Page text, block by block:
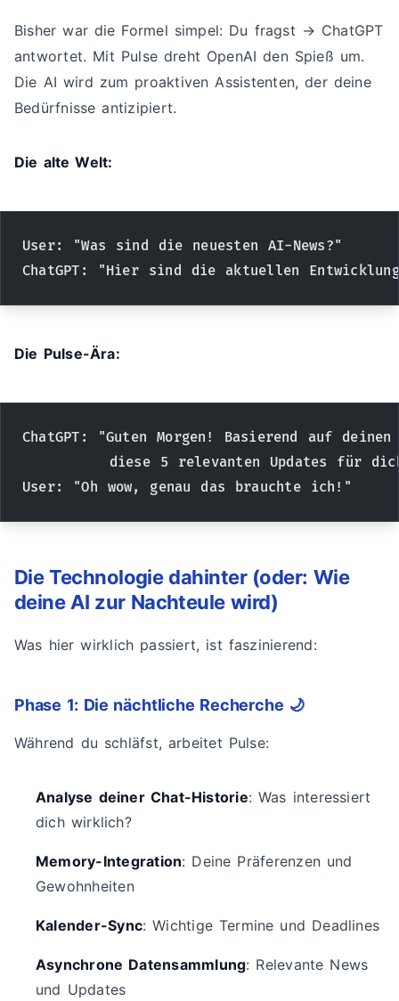
Bisher war die Formel simpel: Du fragst → ChatGPT
antwortet. Mit Pulse dreht OpenAI den Spieß um.
Die AI wird zum proaktiven Assistenten, der deine
Bedürfnisse antizipiert.
Die alte Welt:
User: "Was sind die neuesten AI-News?"
ChatGPT: "Hier sind die aktuellen
Die Pulse-Ära:
ChatGPT: "Guten Morgen! Basierend auf
diese 5 relevanten Updates für
User: "Oh wow, genau das brauchte ich!"
Die Technologie dahinter (oder: Wie
deine AI zur Nachteule wird)
Was hier wirklich passiert, ist faszinierend:
Phase 1: Die nächtliche Recherche 🌙
Während du schläfst, arbeitet Pulse:
Analyse deiner Chat-Historie: Was interessiert
dich wirklich?
Memory-Integration: Deine Präferenzen und
Gewohnheiten
Kalender-Sync: Wichtige Termine und Deadlines
Asynchrone Datensammlung: Relevante News
und Updates